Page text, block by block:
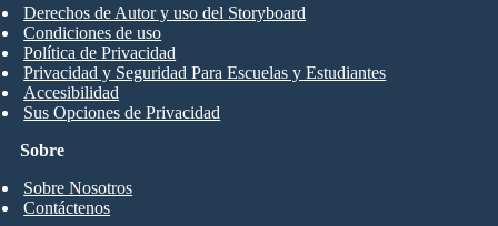
Sobre
Sobre Nosotros
Contáctenos
Derechos de Autor y uso del Storyboard
Condiciones de uso
Política de Privacidad
Privacidad y Seguridad Para Escuelas y Estudiantes
Accesibilidad
Sus Opciones de Privacidad